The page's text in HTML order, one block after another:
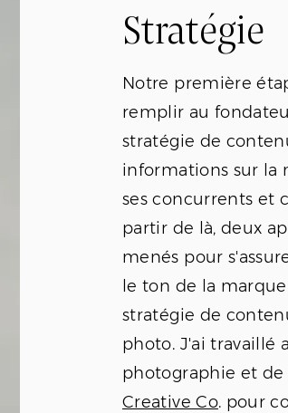
Stratégie
Notre première
remplir au
stratégie de
informations sur la
ses concurrents et
partir de là, deux
menés pour
le ton de la
stratégie de
photo. J'ai travaillé
photographie et
Creative Co. pour